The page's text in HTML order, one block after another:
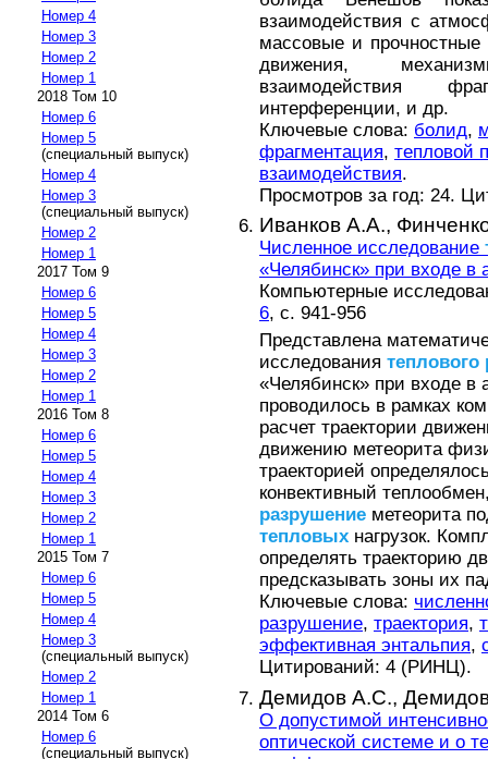
Номер 4
Номер 3
Номер 2
Номер 1
2018 Том 10
Номер 6
Номер 5
(специальный выпуск)
Номер 4
Номер 3
(специальный выпуск)
Номер 2
Номер 1
2017 Том 9
Номер 6
Номер 5
Номер 4
Номер 3
Номер 2
Номер 1
2016 Том 8
Номер 6
Номер 5
Номер 4
Номер 3
Номер 2
Номер 1
2015 Том 7
Номер 6
Номер 5
Номер 4
Номер 3
(специальный выпуск)
Номер 2
Номер 1
2014 Том 6
Номер 6
(специальный выпуск)
взаимодействия с
массовые и прочностные
движения,
взаимодействия
интерференции, и др.
Ключевые слова: болид,
фрагментация, тепловой
взаимодействия.
Просмотров за год: 24.
Иванков А.А.,
Численное исследование
«Челябинск» при входе
Компьютерные
6, с. 941-956
Представлена
исследования теплового
«Челябинск» при входе
проводилось в рамках
расчет траектории
движению метеорита
траекторией
конвективный
разрушение метеорита
тепловых нагрузок.
определять траекторию
предсказывать зоны их
Ключевые слова:
разрушение, траектория,
эффективная энтальпия,
Цитирований: 4 (РИНЦ).
Демидов А.С.,
О допустимой
оптической системе и о